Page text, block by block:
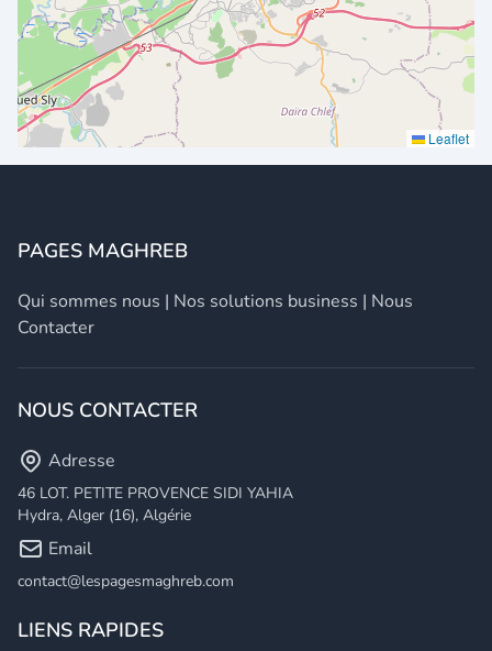
Leaflet
PAGES MAGHREB
Qui sommes nous | Nos solutions business | Nous
Contacter
NOUS CONTACTER
Adresse
46 LOT. PETITE PROVENCE SIDI YAHIA
Hydra, Alger (16), Algérie
Email
contact@lespagesmaghreb.com
LIENS RAPIDES